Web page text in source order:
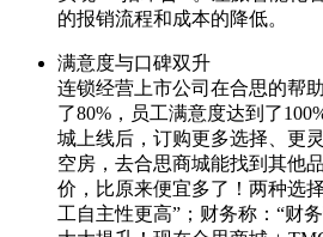
的报销流程和成本的降低。
满意度与口碑双升
连锁经营上市公司在合思的帮
了80%，员工满意度达到了
城上线后，订购更多选择、更
空房，去合思商城能找到其他
价，比原来便宜多了！两种选
工自主性更高”；财务称：“财